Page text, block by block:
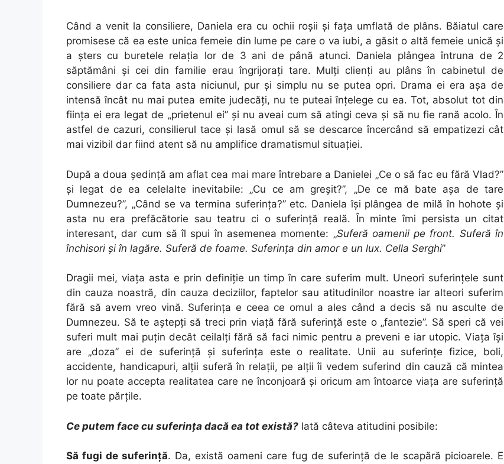
Când a venit la consiliere, Daniela era cu ochii roşii şi faţa umflată de plâns. Băiatul care
promisese că ea este unica femeie din lume pe care o va iubi, a găsit o altă femeie unică şi
a şters cu buretele relaţia lor de 3 ani de până atunci. Daniela plângea întruna de 2
săptămâni şi cei din familie erau îngrijoraţi tare. Mulţi clienţi au plâns în cabinetul de
consiliere dar ca fata asta niciunul, pur şi simplu nu se putea opri. Drama ei era aşa de
intensă încât nu mai putea emite judecăţi, nu te puteai înţelege cu ea. Tot, absolut tot din
fiinţa ei era legat de „prietenul ei” şi nu aveai cum să atingi ceva şi să nu fie rană acolo. În
astfel de cazuri, consilierul tace şi lasă omul să se descarce încercând să empatizezi cât
mai vizibil dar fiind atent să nu amplifice dramatismul situaţiei.
După a doua şedinţă am aflat cea mai mare întrebare a Danielei „Ce o să fac eu fără Vlad?”
şi legat de ea celelalte inevitabile: „Cu ce am greşit?”, „De ce mă bate aşa de tare
Dumnezeu?”, „Când se va termina suferinţa?” etc. Daniela îşi plângea de milă în hohote şi
asta nu era prefăcătorie sau teatru ci o suferinţă reală. În minte îmi persista un citat
interesant, dar cum să îl spui în asemenea momente: „Suferă oamenii pe front. Suferă în
închisori şi în lagăre. Suferă de foame. Suferinţa din amor e un lux. Cella Serghi”
Dragii mei, viaţa asta e prin definiţie un timp în care suferim mult. Uneori suferinţele sunt
din cauza noastră, din cauza deciziilor, faptelor sau atitudinilor noastre iar alteori suferim
fără să avem vreo vină. Suferinţa e ceea ce omul a ales când a decis să nu asculte de
Dumnezeu. Să te aştepţi să treci prin viaţă fără suferinţă este o „fantezie”. Să speri că vei
suferi mult mai puţin decât ceilalţi fără să faci nimic pentru a preveni e iar utopic. Viaţa îşi
are „doza” ei de suferinţă şi suferinţa este o realitate. Unii au suferinţe fizice, boli,
accidente, handicapuri, alţii suferă în relaţii, pe alţii îi vedem suferind din cauză că mintea
lor nu poate accepta realitatea care ne înconjoară şi oricum am întoarce viaţa are suferinţă
pe toate părţile.
Ce putem face cu suferinţa dacă ea tot există? Iată câteva atitudini posibile:
Să fugi de suferinţă. Da, există oameni care fug de suferinţă de le scapără picioarele. E